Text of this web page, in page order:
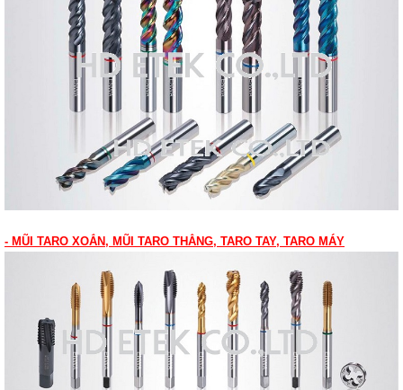
- MŨI TARO XOẮN, MŨI TARO THẲNG, TARO TAY, TARO MÁY